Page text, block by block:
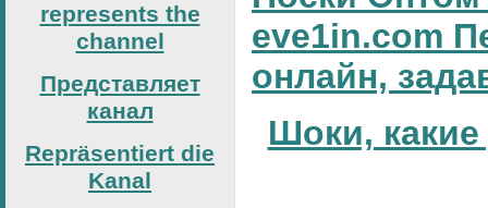
represents the
channel
Представляет
канал
Repräsentiert die
Kanal
eve1in.com
онлайн,
Шоки, какие